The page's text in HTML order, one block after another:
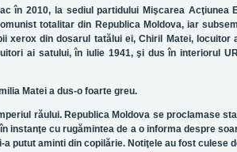
în 2010, la sediul partidului Mişcarea Acţiunea
totalitar din Republica Moldova, iar
xerox din dosarul tatălui ei, Chiril Matei,
ai satului, în iulie 1941, şi dus în interiorul
Matei a dus-o foarte greu.
răului. Republica Moldova se proclamase
instanţe cu rugămintea de a o informa despre
putut aminti din copilărie. Notiţele au fost culese